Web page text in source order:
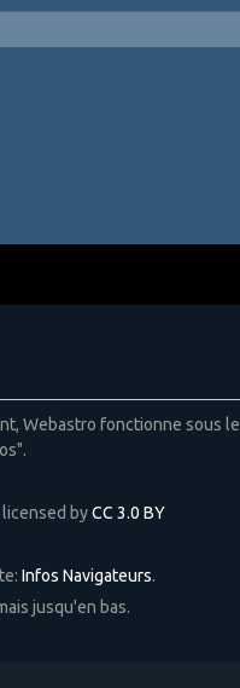
Webastro fonctionne sous le
licensed byCC 3.0 BY
Infos Navigateurs.
jusqu'en bas.